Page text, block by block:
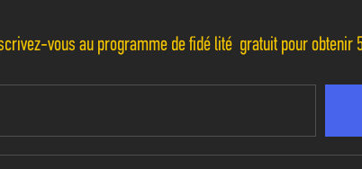
vous au programme de fidélité gratuit pour obtenir